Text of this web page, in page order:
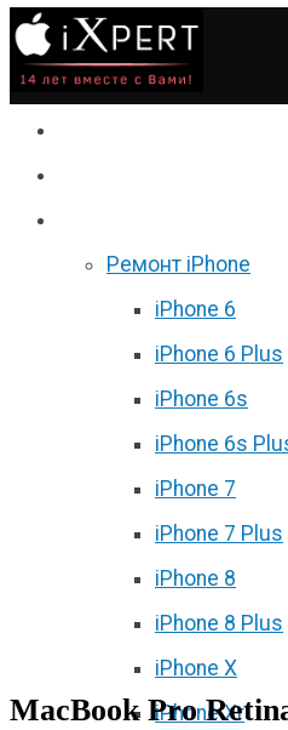
Ремонт iPhone
iPhone 6
iPhone 6 Plus
iPhone 6s
iPhone 6s
iPhone 7
iPhone 7 Plus
iPhone 8
iPhone 8 Plus
iPhone X
iPhone Xr
MacBook Pro